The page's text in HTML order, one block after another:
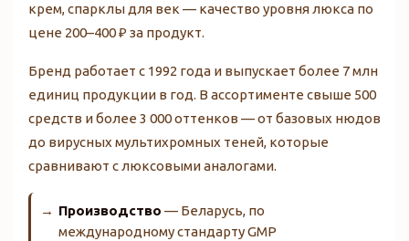
крем, спарклы для век — качество уровня люкса по
цене 200–400 ₽ за продукт.
Бренд работает с 1992 года и выпускает более 7 млн
единиц продукции в год. В ассортименте свыше 500
средств и более 3 000 оттенков — от базовых нюдов
до вирусных мультихромных теней, которые
сравнивают с люксовыми аналогами.
Производство — Беларусь, по
международному стандарту GMP